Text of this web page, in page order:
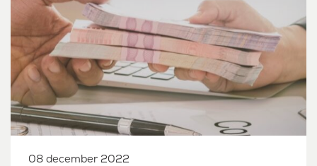
08 december 2022